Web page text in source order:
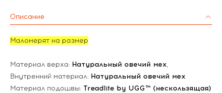
Описание
Маломерят на размер
Материал верха: Натуральный овечий мех,
Внутренний материал: Натуральный овечий мех
Материал подошвы: Treadlite by UGG™ (нескользящая)